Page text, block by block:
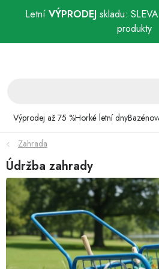
Letní VÝPRODEJskladu:
produkty
Výprodej až 75 %Horké letní dny
Bazénová sezóna
Zahrada
Dílna a stavba
Domácnost
Chovatelské potřeby
Zahrada
Údržba zahrady